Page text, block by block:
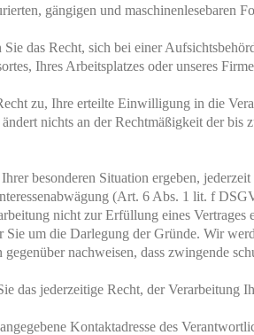
gängigen und maschinenlesebaren
das Recht, sich bei einer
Ihres Arbeitsplatzes oder unseres
zu, Ihre erteilte Einwilligung in die
nichts an der Rechtmäßigkeit der bis
besonderen Situation ergeben,
(Art. 6 Abs. 1 lit. f
nicht zur Erfüllung eines
um die Darlegung der Gründe. Wir
nachweisen, dass zwingende
das jederzeitige Recht, der Verarbeitung
Kontaktadresse des